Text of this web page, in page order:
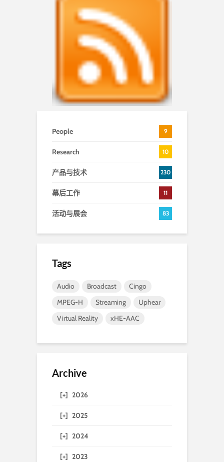
People 9
Research 10
产品与技术 230
幕后工作 11
活动与展会 83
Tags
Audio Broadcast
Cingo
MPEG-H
Streaming
Uphear
Virtual Reality
xHE-AAC
Archive
[+] 2026
[+] 2025
[+] 2024
[+] 2023